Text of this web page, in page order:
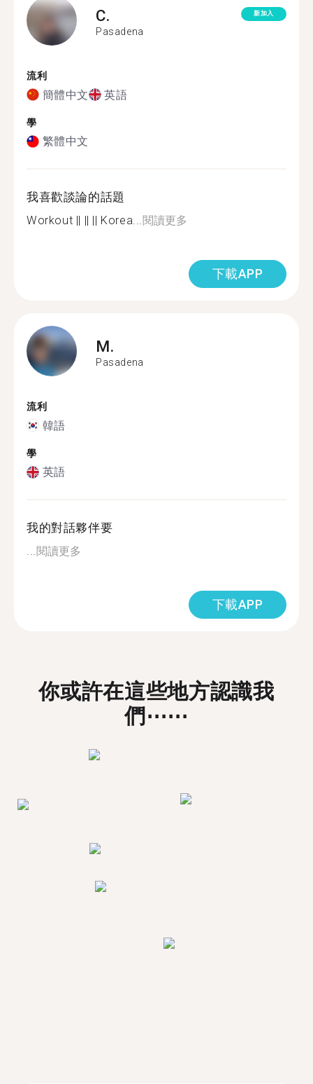
C.
Pasadena
新加入
流利
簡體中文 英語
學
繁體中文
我喜歡談論的話題
Workout || || || Korea...閱讀更多
下載APP
M.
Pasadena
流利
韓語
學
英語
我的對話夥伴要
...閱讀更多
下載APP
你或許在這些地方認識我
們⋯⋯